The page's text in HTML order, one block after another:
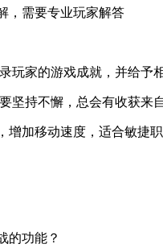
，需要专业玩家解答
玩家的游戏成就，并给予
坚持不懈，总会有收获来
增加移动速度，适合敏捷
的功能？